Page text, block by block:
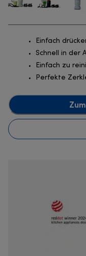
Einfach
Schnell in der
Einfach zu
Perfekte